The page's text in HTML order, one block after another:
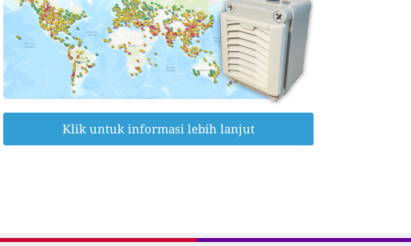
Klik untuk informasi lebih lanjut